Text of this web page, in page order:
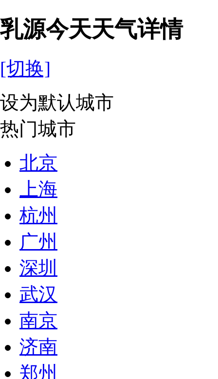
乳源今天天气详情
[切换]
设为默认城市
热门城市
北京
上海
杭州
广州
深圳
武汉
南京
济南
郑州